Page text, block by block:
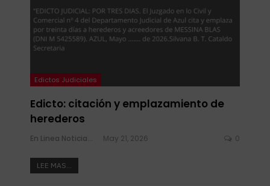
Edictos Judiciales
Edicto: citación y emplazamiento de
herederos
En Linea Noticias May 21, 2026 0
LEE MAS...